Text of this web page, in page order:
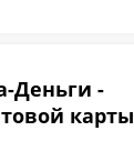
Деньги -
карты